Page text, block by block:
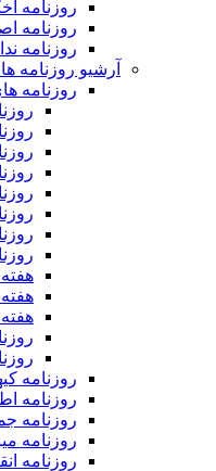
روزنامه
روزنامه
روزنامه
آرشیو روزنامه
روزنامه
هفته
روزنامه
روزنامه
روزنامه
روزنامه
روزنامه